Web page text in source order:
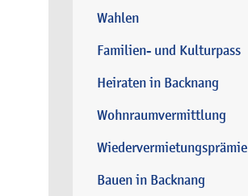
Wahlen
Familien- und Kulturpass
Heiraten in Backnang
Wohnraumvermittlung
Wiedervermietungsprämie
Bauen in Backnang